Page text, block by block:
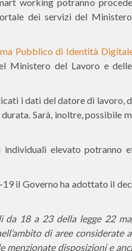
dei servizi del
Pubblico di Identità
Ministero del Lavoro e
i dati del datore di
Sarà, inoltre, possibile
elevato potranno
il Governo ha adottato il
18 a 23 della legge 22
di aree considerate
disposizioni e